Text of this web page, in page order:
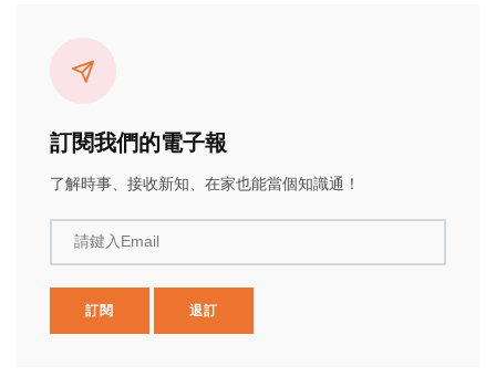
訂閱我們的電子報
了解時事、接收新知、在家也能當個知識通！
請鍵入Email
訂閱 退訂